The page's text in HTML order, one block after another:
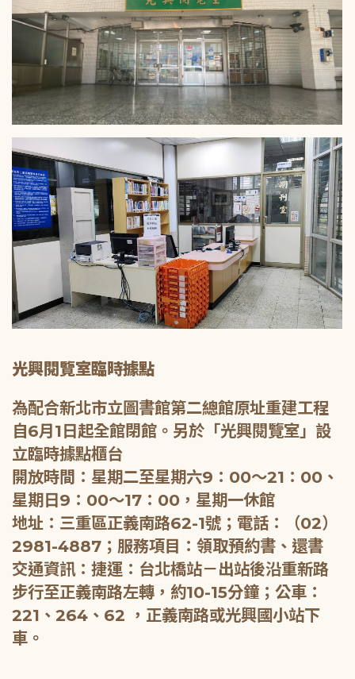
光興閱覽室臨時據點
為配合新北市立圖書館第二總館原址重建工程
自6月1日起全館閉館。另於「光興閱覽室」設
立臨時據點櫃台
開放時間：星期二至星期六9：00～21：00、
星期日9：00～17：00，星期一休館
地址：三重區正義南路62-1號；電話：（02）
2981-4887；服務項目：領取預約書、還書
交通資訊：捷運：台北橋站－出站後沿重新路
步行至正義南路左轉，約10-15分鐘；公車：
221、264、62 ，正義南路或光興國小站下
車。